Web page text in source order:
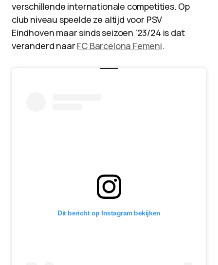
verschillende internationale competities. Op
club niveau speelde ze altijd voor PSV
Eindhoven maar sinds seizoen ’23/24 is dat
veranderd naar FC Barcelona Femeni.
Dit bericht op Instagram bekijken